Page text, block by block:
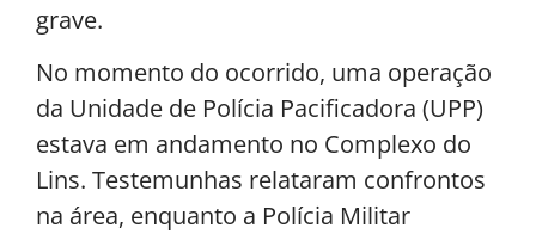
grave.
No momento do ocorrido, uma operação
da Unidade de Polícia Pacificadora (UPP)
estava em andamento no Complexo do
Lins. Testemunhas relataram confrontos
na área, enquanto a Polícia Militar